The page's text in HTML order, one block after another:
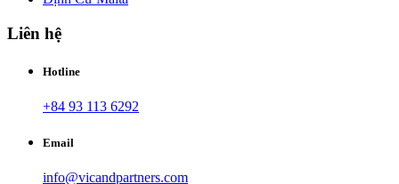
Liên hệ
Hotline
+84 93 113 6292
Email
info@vicandpartners.com